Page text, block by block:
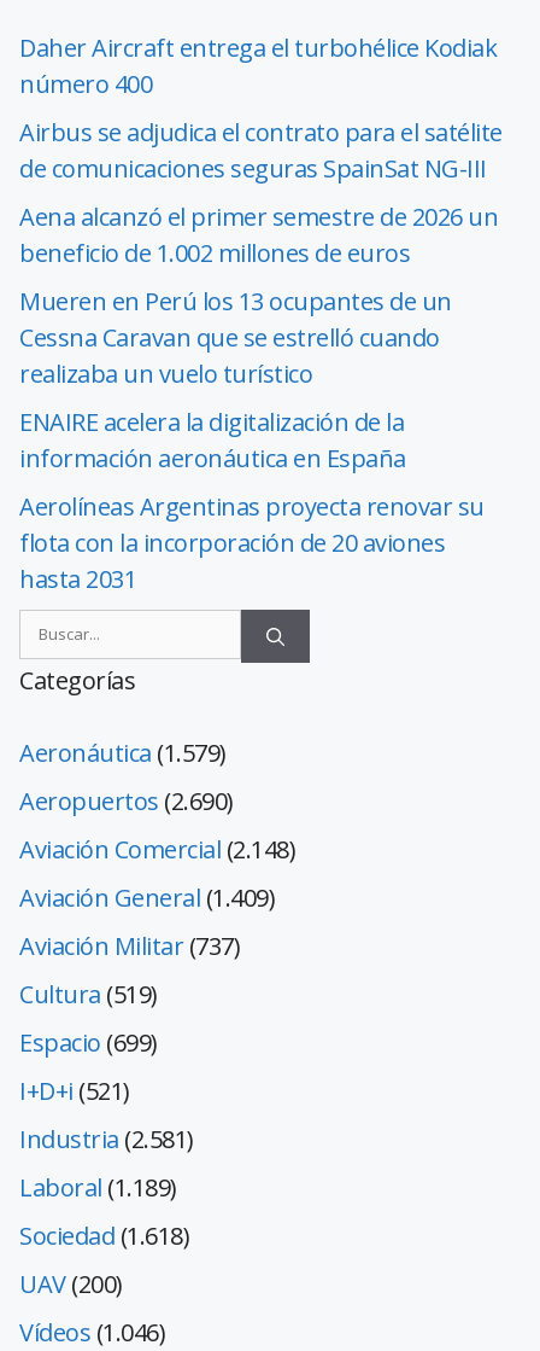
Daher Aircraft entrega el turbohélice Kodiak
número 400
Airbus se adjudica el contrato para el satélite
de comunicaciones seguras SpainSat NG-III
Aena alcanzó el primer semestre de 2026 un
beneficio de 1.002 millones de euros
Mueren en Perú los 13 ocupantes de un
Cessna Caravan que se estrelló cuando
realizaba un vuelo turístico
ENAIRE acelera la digitalización de la
información aeronáutica en España
Aerolíneas Argentinas proyecta renovar su
flota con la incorporación de 20 aviones
hasta 2031
Categorías
Aeronáutica (1.579)
Aeropuertos (2.690)
Aviación Comercial (2.148)
Aviación General (1.409)
Aviación Militar(737)
Cultura (519)
Espacio (699)
I+D+i (521)
Industria (2.581)
Laboral (1.189)
Sociedad (1.618)
UAV(200)
Vídeos (1.046)